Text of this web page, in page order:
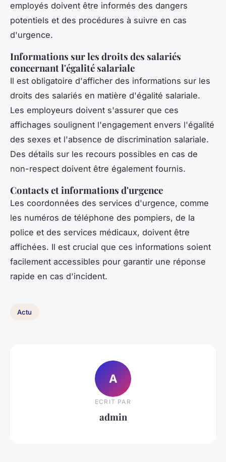
employés doivent être informés des dangers
potentiels et des procédures à suivre en cas
d'urgence.
Informations sur les droits des salariés
concernant l'égalité salariale
Il est obligatoire d'afficher des informations sur les
droits des salariés en matière d'égalité salariale.
Les employeurs doivent s'assurer que ces
affichages soulignent l'engagement envers l'égalité
des sexes et l'absence de discrimination salariale.
Des détails sur les recours possibles en cas de
non-respect doivent être également fournis.
Contacts et informations d'urgence
Les coordonnées des services d'urgence, comme
les numéros de téléphone des pompiers, de la
police et des services médicaux, doivent être
affichées. Il est crucial que ces informations soient
facilement accessibles pour garantir une réponse
rapide en cas d'incident.
Actu
A
ECRIT PAR
admin